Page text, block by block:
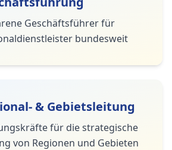
Geschäftsführer für
bundesweit
& Gebietsleitung
für die strategische
von Regionen und Gebieten